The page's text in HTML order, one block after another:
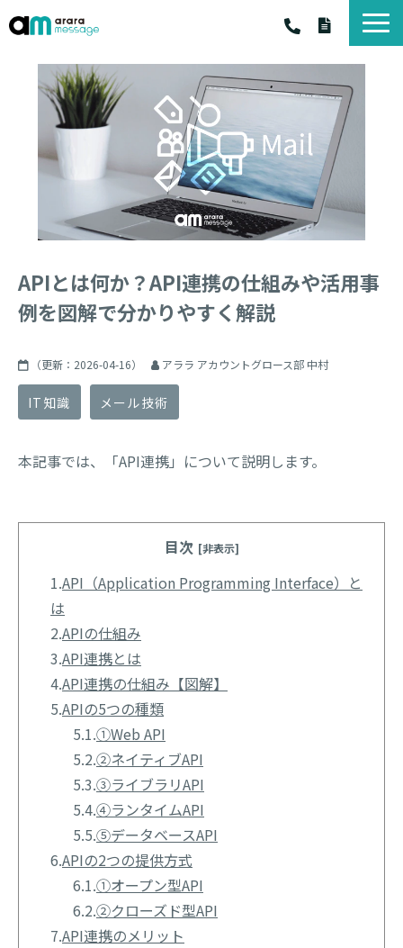
アララ メッセージ
アララ メッセ－ジ サービス一覧
料金・プラン
お客様の声
お役立ちコラム
お知らせ
APIとは何か？API連携の仕組みや活用事
例を図解で分かりやすく解説
（更新： 2026-04-16） アララ アカウントグロース部 中村
IT知識 メール技術
本記事では、「API連携」について説明します。
目次 [非表示]
1.API（Application Programming Interface）と
は
2.APIの仕組み
3.API連携とは
4.API連携の仕組み【図解】
5.APIの5つの種類
5.1.①Web API
5.2.②ネイティブAPI
5.3.③ライブラリAPI
5.4.④ランタイムAPI
5.5.⑤データベースAPI
6.APIの2つの提供方式
6.1.①オープン型API
6.2.②クローズド型API
7.API連携のメリット